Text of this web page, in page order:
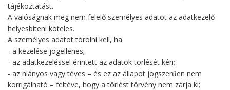
tájékoztatást.
A valóságnak meg nem felelő személyes adatot az adatkezelő
helyesbíteni köteles.
A személyes adatot törölni kell, ha
- a kezelése jogellenes;
- az adatkezeléssel érintett az adatok törlését kéri;
- az hiányos vagy téves – és ez az állapot jogszerűen nem
korrigálható – feltéve, hogy a törlést törvény nem zárja ki;